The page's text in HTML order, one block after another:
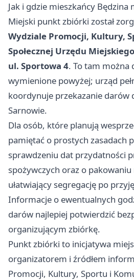
Jak i gdzie mieszkańcy
Miejski punkt zbiórki został
Wydziale Promocji, Kultury,
Społecznej Urzędu
ul. Sportowa 4. To tam można
wymienione powyżej; urząd
koordynuje przekazanie darów
Sarnowie.
Dla osób, które planują
pamiętać o prostych zasadach
sprawdzeniu dat przydatności
spożywczych oraz o
ułatwiający segregację po
Informacje o ewentualnych
darów najlepiej potwierdzić
organizującym zbiórkę.
Punkt zbiórki to inicjatywa
organizatorem i źródłem
Promocji, Kultury, Sportu i